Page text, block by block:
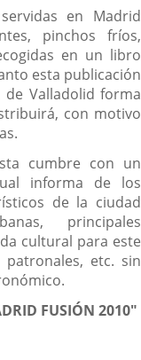
en Madrid
pinchos fríos,
en un libro
esta publicación
Valladolid forma
con motivo
cumbre con un
informa de los
de la ciudad
principales
cultural para este
etc. sin
FUSIÓN 2010"